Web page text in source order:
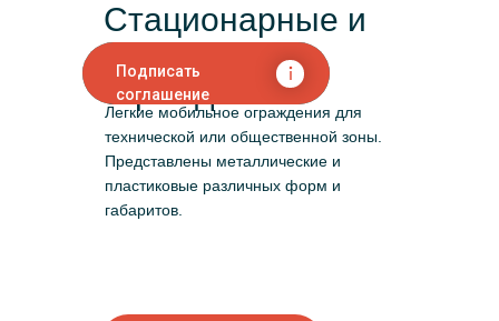
Подписать
соглашение
Стационарные и
переносные
ограждения
Легкие мобильное ограждения для
технической или общественной зоны.
Представлены металлические и
пластиковые различных форм и
габаритов.